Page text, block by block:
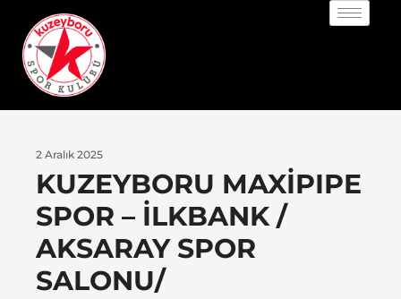
2 Aralık 2025
KUZEYBORU MAXIPIPE
SPOR – İLKBANK /
AKSARAY SPOR
SALONU/